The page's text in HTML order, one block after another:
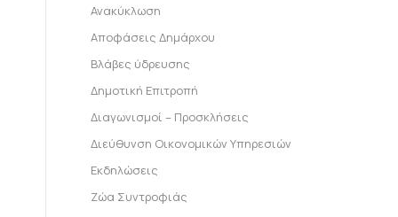
Ανακύκλωση
Αποφάσεις Δημάρχου
Βλάβες ύδρευσης
Δημοτική Επιτροπή
Διαγωνισμοί – Προσκλήσεις
Διεύθυνση Οικονομικών Υπηρεσιών
Εκδηλώσεις
Ζώα Συντροφιάς